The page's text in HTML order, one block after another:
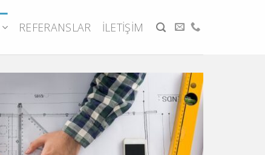
REFERANSLAR İLETIŞIM